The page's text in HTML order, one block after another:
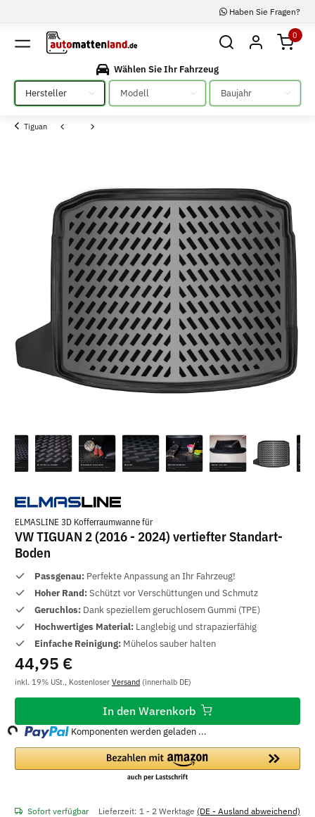
Haben Sie Fragen?
0
Wählen Sie Ihr Fahrzeug
Bitte auswählen
Bitte auswählen Bitte auswählen
Tiguan
ELMASLINE 3D Kofferraumwanne für
VW TIGUAN 2 (2016 - 2024) vertiefter Standart-
Boden
Passgenau: Perfekte Anpassung an Ihr Fahrzeug!
Hoher Rand:Schützt vor Verschüttungen und Schmutz
Geruchlos: Dank speziellem geruchlosem Gummi (TPE)
Hochwertiges Material: Langlebig und strapazierfähig
Einfache Reinigung: Mühelos sauber halten
44,95 €
inkl. 19% USt., Kostenloser Versand (innerhalb DE)
In den Warenkorb
Komponenten werden geladen ...
Sofort verfügbar Lieferzeit: 1 - 2 Werktage (DE - Ausland abweichend)